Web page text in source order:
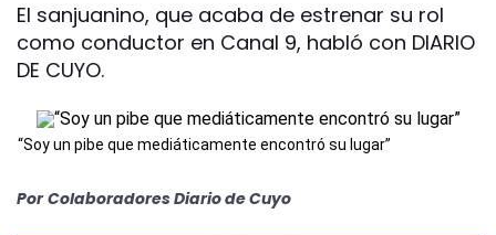
El sanjuanino, que acaba de estrenar su rol
como conductor en Canal 9, habló con DIARIO
DE CUYO.
“Soy un pibe que mediáticamente encontró su lugar”
Por Colaboradores Diario de Cuyo